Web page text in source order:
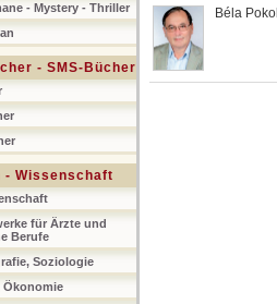
- Mystery - Thriller
- SMS-Bücher
- Wissenschaft
für Ärzte und
Berufe
Soziologie
Ökonomie
Béla Pokol